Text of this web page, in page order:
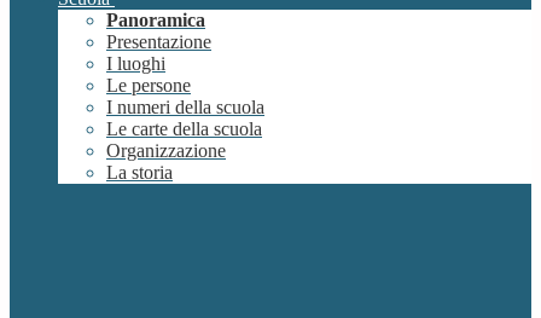
Panoramica
Presentazione
I luoghi
Le persone
I numeri della scuola
Le carte della scuola
Organizzazione
La storia